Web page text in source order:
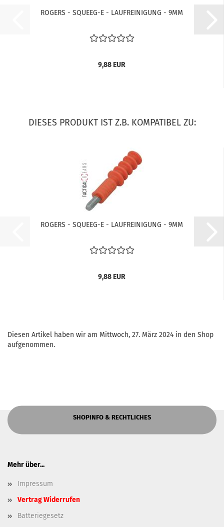
ROGERS - SQUEEG-E - LAUFREINIGUNG - 9MM
9,88 EUR
DIESES PRODUKT IST Z.B. KOMPATIBEL ZU:
ROGERS - SQUEEG-E - LAUFREINIGUNG - 9MM
9,88 EUR
Diesen Artikel haben wir am Mittwoch, 27. März 2024 in den Shop
aufgenommen.
SHOPINFO & RECHTLICHES
Mehr über...
Impressum
Vertrag Widerrufen
Batteriegesetz